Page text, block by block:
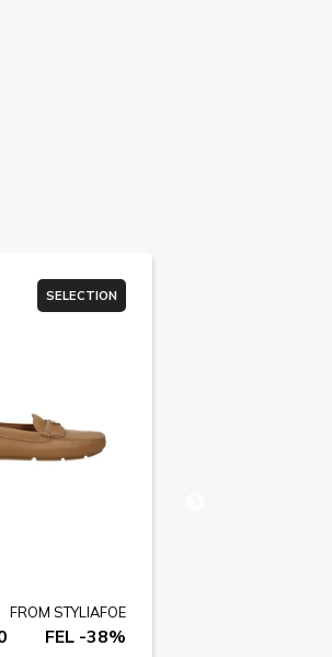
SELECTION
FROM STYLIAFOE
FEL -38%